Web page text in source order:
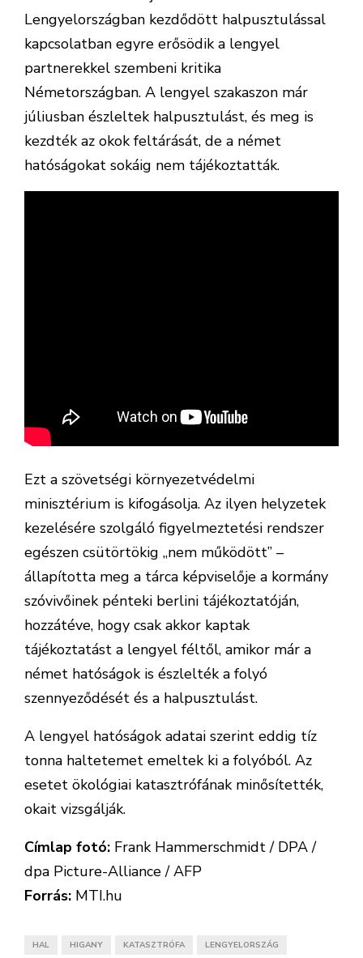
Lengyelországban kezdődött halpusztulással
kapcsolatban egyre erősödik a lengyel
partnerekkel szembeni kritika
Németországban. A lengyel szakaszon már
júliusban észleltek halpusztulást, és meg is
kezdték az okok feltárását, de a német
hatóságokat sokáig nem tájékoztatták.
Ezt a szövetségi környezetvédelmi
minisztérium is kifogásolja. Az ilyen helyzetek
kezelésére szolgáló figyelmeztetési rendszer
egészen csütörtökig „nem működött” –
állapította meg a tárca képviselője a kormány
szóvivőinek pénteki berlini tájékoztatóján,
hozzátéve, hogy csak akkor kaptak
tájékoztatást a lengyel féltől, amikor már a
német hatóságok is észlelték a folyó
szennyeződését és a halpusztulást.
A lengyel hatóságok adatai szerint eddig tíz
tonna haltetemet emeltek ki a folyóból. Az
esetet ökológiai katasztrófának minősítették,
okait vizsgálják.
Címlap fotó: Frank Hammerschmidt / DPA /
dpa Picture-Alliance / AFP
Forrás: MTI.hu
HAL HIGANY KATASZTRÓFA LENGYELORSZÁG